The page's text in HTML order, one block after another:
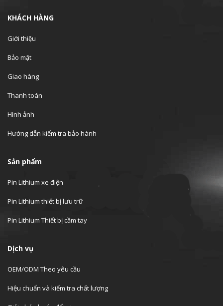
KHÁCH HÀNG
Giới thiệu
Bảo mật
Giao hàng
Thanh toán
Hình ảnh
Hướng dẫn kiểm tra bảo hành
Sản phẩm
Pin Lithium xe điện
Pin Lithium thiết bị lưu trữ
Pin Lithium Thiết bị cầm tay
Dịch vụ
OEM/ODM Theo yêu cầu
Hiệu chuẩn và kiểm tra chất lượng